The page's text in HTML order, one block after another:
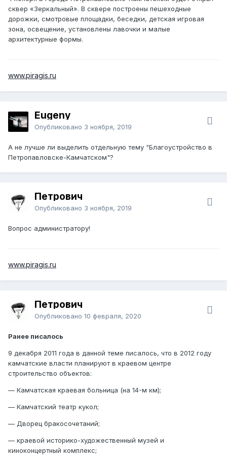
сквер «Зеркальный». В сквере построены пешеходные
дорожки, смотровые площадки, беседки, детская игровая
зона, освещение, установлены лавочки и малые
архитектурные формы.
www.piragis.ru
Eugeny
Опубликовано 3 ноября, 2019
А не лучше ли выделить отдельную тему "Благоустройство в
Петропавловске-Камчатском"?
Петрович
Опубликовано 3 ноября, 2019
Вопрос администратору!
www.piragis.ru
Петрович
Опубликовано 10 февраля, 2020
Ранее писалось
9 декабря 2011 года в данной теме писалось, что в 2012 году
камчатские власти планируют в краевом центре
строительство объектов:
— Камчатская краевая больница (на 14-м км);
— Камчатский театр кукол;
— Дворец бракосочетаний;
— краевой историко-художественный музей и
киноконцертный комплекс;